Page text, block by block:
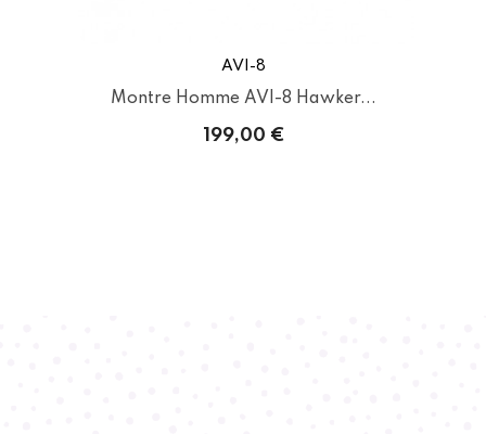
AVI-8
Montre Homme AVI-8 Hawker...
199,00 €